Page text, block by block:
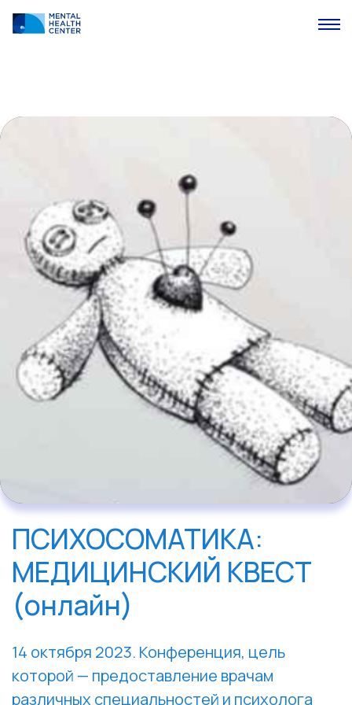
ПСИХОСОМАТИКА:
МЕДИЦИНСКИЙ КВЕСТ
(онлайн)
14 октября 2023. Конференция, цель
которой — предоставление врачам
различных специальностей и психолога